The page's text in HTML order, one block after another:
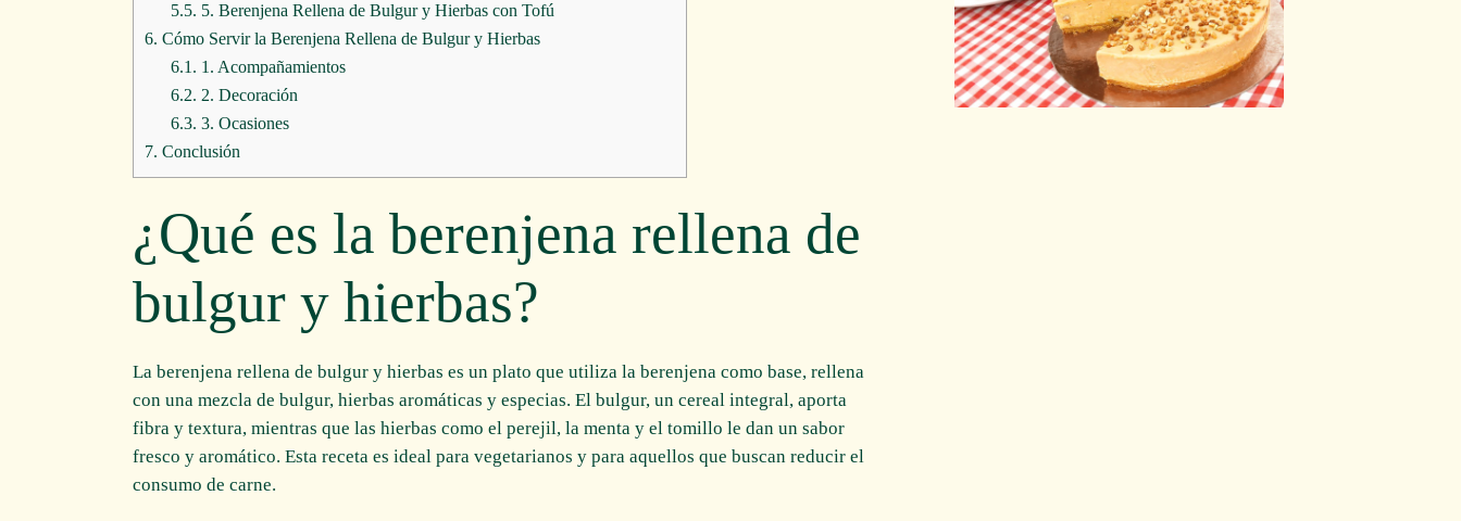
5.5. 5. Berenjena Rellena de Bulgur y Hierbas con Tofú
6. Cómo Servir la Berenjena Rellena de Bulgur y Hierbas
6.1. 1. Acompañamientos
6.2. 2. Decoración
6.3. 3. Ocasiones
7. Conclusión
¿Qué es la berenjena rellena de
bulgur y hierbas?
La berenjena rellena de bulgur y hierbas es un plato que utiliza la berenjena como base, rellena
con una mezcla de bulgur, hierbas aromáticas y especias. El bulgur, un cereal integral, aporta
fibra y textura, mientras que las hierbas como el perejil, la menta y el tomillo le dan un sabor
fresco y aromático. Esta receta es ideal para vegetarianos y para aquellos que buscan reducir el
consumo de carne.